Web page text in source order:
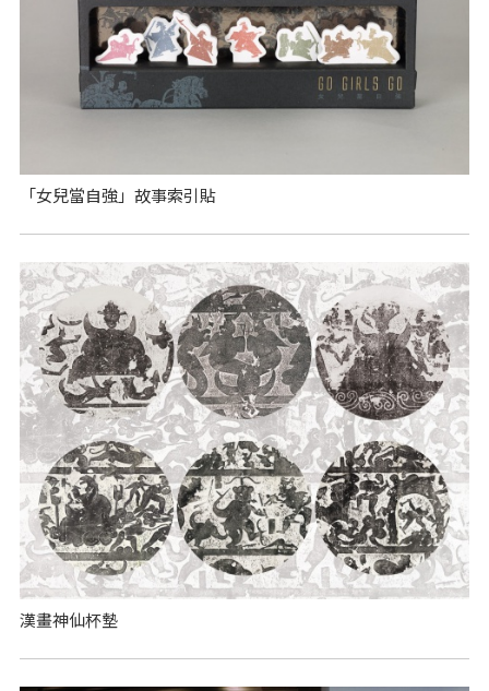
「女兒當自強」故事索引貼
漢畫神仙杯墊